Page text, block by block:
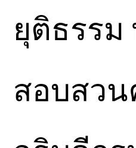
ยุติธรร
สอบสว